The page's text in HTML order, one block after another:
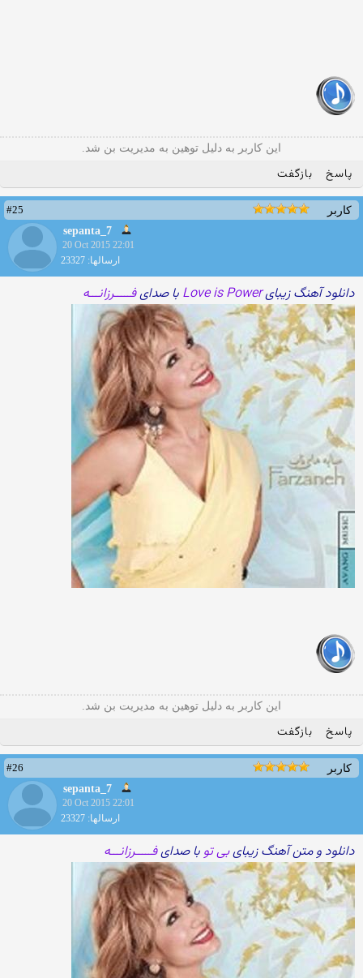
این کاربر به دلیل توهین به مدیریت بن شد.
پاسخ بازگفت
کاربر
#25
sepanta_7
20 Oct 2015 22:01
ارسالها: 23327
دانلود آهنگ زیبایLove is Power با صدایفـــــرزانـــه
این کاربر به دلیل توهین به مدیریت بن شد.
پاسخ بازگفت
کاربر
#26
sepanta_7
20 Oct 2015 22:01
ارسالها: 23327
دانلود و متن آهنگ زیبایبی توبا صدایفـــــرزانـــه